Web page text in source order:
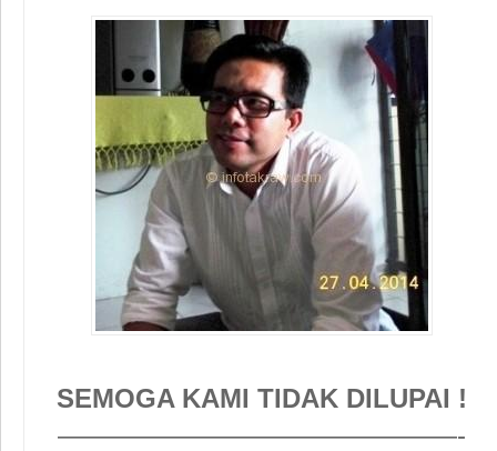
SEMOGA KAMI TIDAK DILUPAI !
———————————————-